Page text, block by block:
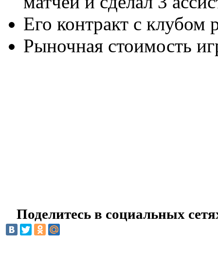
Его контракт с клубом
Рыночная стоимость
Поделитесь в социальных